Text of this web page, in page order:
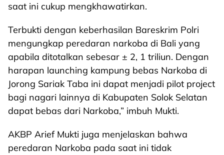
saat ini cukup mengkhawatirkan.
Terbukti dengan keberhasilan Bareskrim Polri
mengungkap peredaran narkoba di Bali yang
apabila ditotalkan sebesar ± 2, 1 triliun. Dengan
harapan launching kampung bebas Narkoba di
Jorong Sariak Taba ini dapat menjadi pilot project
bagi nagari lainnya di Kabupaten Solok Selatan
dapat bebas dari Narkoba,” imbuh Mukti.
AKBP Arief Mukti juga menjelaskan bahwa
peredaran Narkoba pada saat ini tidak